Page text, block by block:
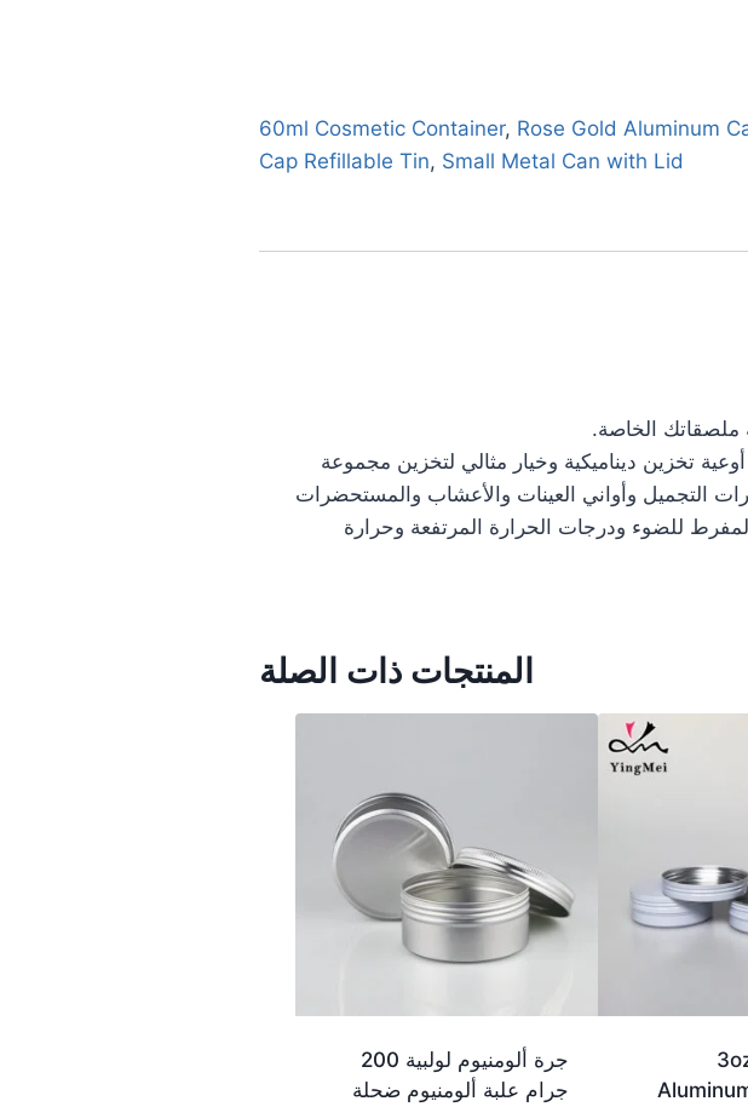
60ml Cosmetic Container, Rose Gold Aluminum
Cap Refillable Tin, Small Metal Can with Lid
ملصقاتك الخاصة.
تخزين ديناميكية وخيار مثالي لتخزين مجموعة
التجميل وأواني العينات والأعشاب والمستحضرات
للضوء ودرجات الحرارة المرتفعة وحرارة
المنتجات ذات الصلة
جرة ألومنيوم لولبية 200
جرام علبة ألومنيوم ضحلة